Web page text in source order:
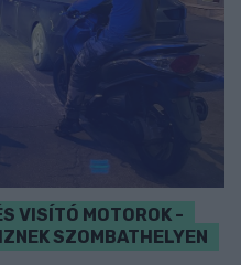
VISÍTÓ MOTOROK -
SZOMBATHELYEN